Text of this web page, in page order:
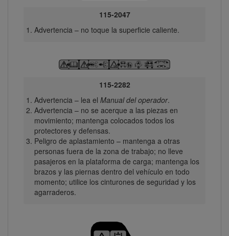
115-2047
Advertencia – no toque la superficie caliente.
115-2282
Advertencia – lea el Manual del operador.
Advertencia – no se acerque a las piezas en
movimiento; mantenga colocados todos los
protectores y defensas.
Peligro de aplastamiento – mantenga a otras
personas fuera de la zona de trabajo; no lleve
pasajeros en la plataforma de carga; mantenga los
brazos y las piernas dentro del vehículo en todo
momento; utilice los cinturones de seguridad y los
agarraderos.